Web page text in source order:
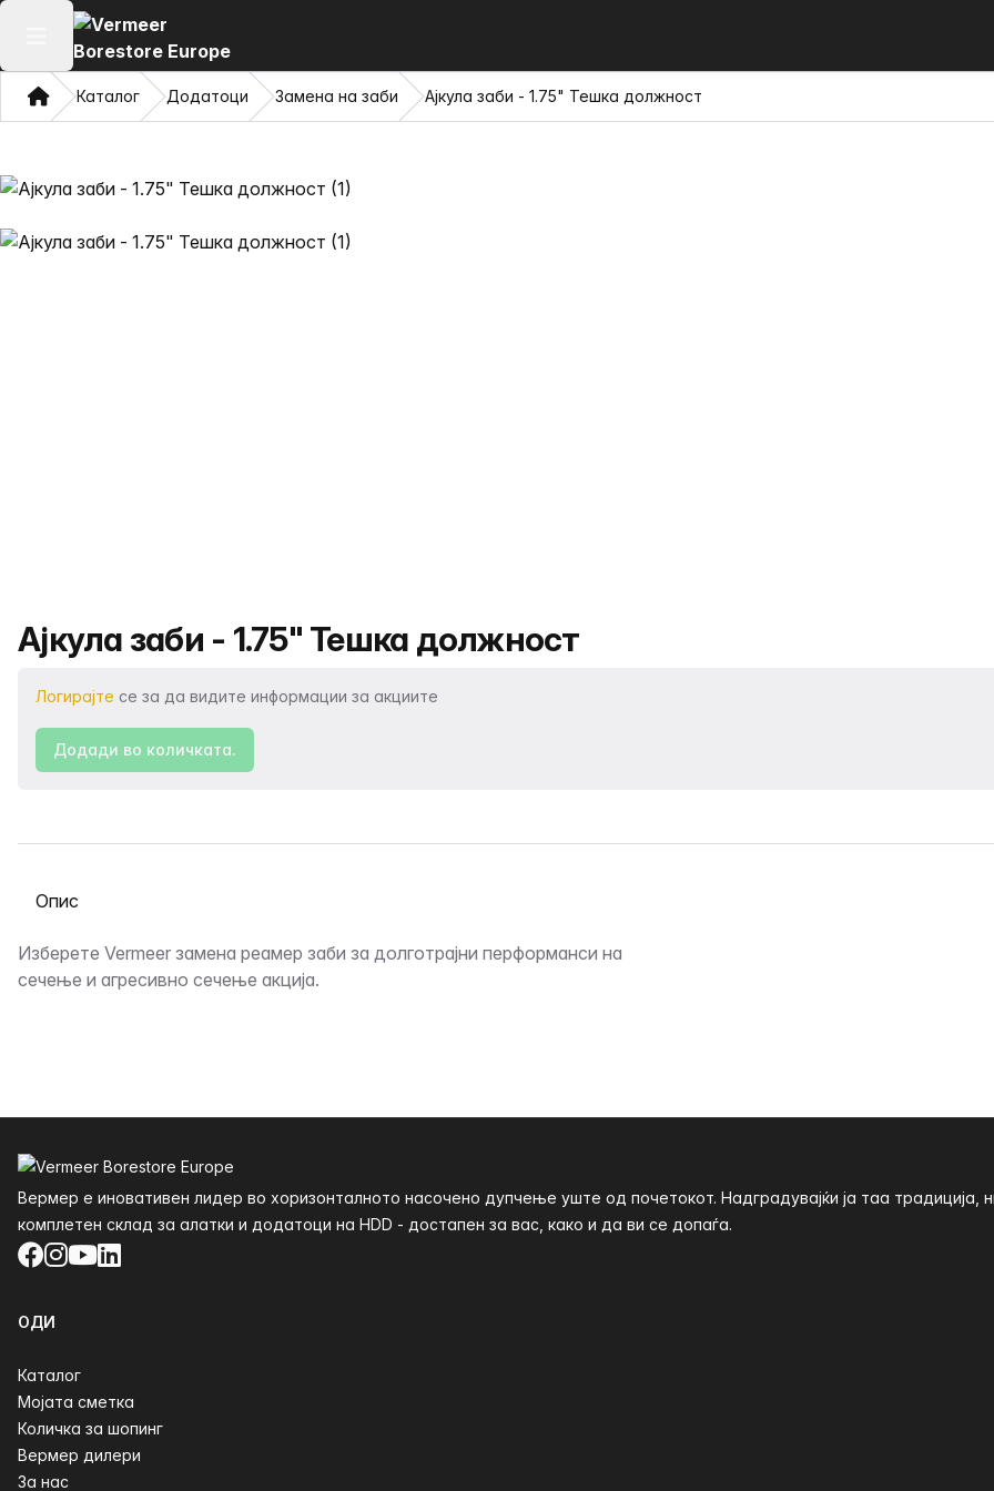
Отвори го главното мени
ДомаКаталог Додатоци Замена на заби Ајкула заби - 1.75" Тешка должност
Име на производот
Ајкула заби - 1.75" Тешка должност
Логирајте се за да видите информации за акциите
Додади во количката.
Изберете таб
Опис
Изберете Vermeer замена реамер заби за долготрајни перформанси на
сечење и агресивно сечење акција.
Вермер е иновативен лидер во хоризонталното насочено дупчење уште од почетокот. Надградувајќи ја таа традиција,
комплетен склад за алатки и додатоци на HDD - достапен за вас, како и да ви се допаѓа.
Facebook
Instagram
YouTube
LinkedIn
ОДИ
Каталог
Мојата сметка
Количка за шопинг
Вермер дилери
За нас